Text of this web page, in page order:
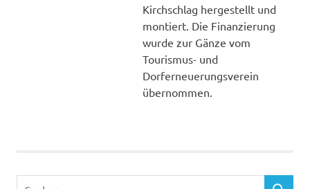
Kirchschlag hergestellt und
montiert. Die Finanzierung
wurde zur Gänze vom
Tourismus- und
Dorferneuerungsverein
übernommen.